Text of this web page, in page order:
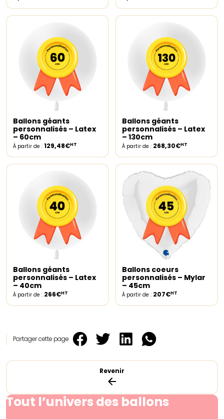
Revenir
Select options
Ballons géants
personnalisés – Latex
– 60cm
À partir de : 129,48€HT
Select options
Ballons géants
personnalisés – Latex
– 130cm
À partir de : 268,30€HT
Select options
Ballons géants
personnalisés – Latex
– 40cm
À partir de : 266€HT
Select options
Ballons coeurs
personnalisés – Mylar
– 45cm
À partir de : 207€HT
Partager cette page
Tout l’univers des ballons